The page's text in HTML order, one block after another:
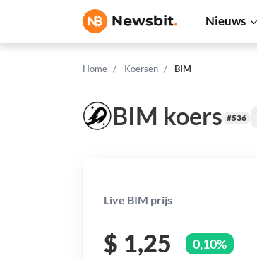
Nieuws
Home Koersen BIM
BIM koers #536
Live BIM prijs
$ 1,25 0,10%